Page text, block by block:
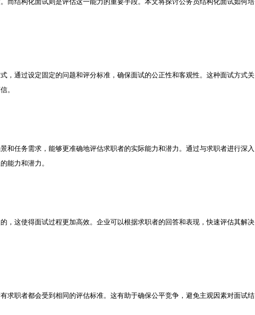
通过设定固定的问题和评分标准，确保面试的公正性和客观性。这种面试方式关
。
任务需求，能够更准确地评估求职者的实际能力和潜力。通过与求职者进行深入
能力和潜力。
这使得面试过程更加高效。企业可以根据求职者的回答和表现，快速评估其解决
职者都会受到相同的评估标准。这有助于确保公平竞争，避免主观因素对面试结